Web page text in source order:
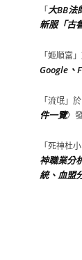
「大BB法
新服「古
「姬順富
Google、
「流氓」
件一覽〉
「死神杜
神職業分
統、血盟